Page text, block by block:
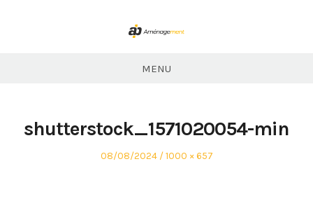
MENU
shutterstock_1571020054-min
Posted
08/08/2024
Full
1000 × 657